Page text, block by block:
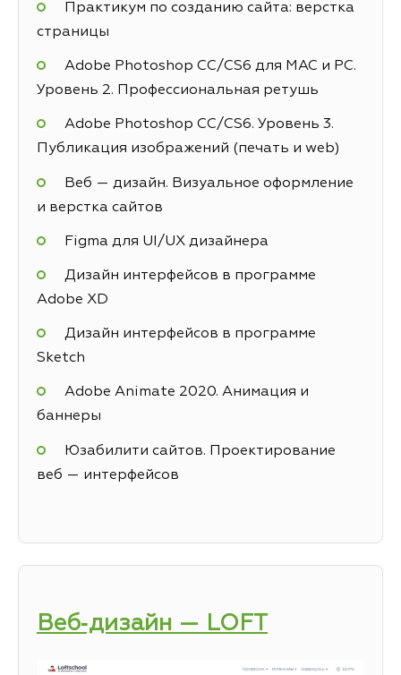
Практикум по созданию сайта: верстка
страницы
Adobe Photoshop СС/CS6 для MAC и PC.
Уровень 2. Профессиональная ретушь
Adobe Photoshop СС/CS6. Уровень 3.
Публикация изображений (печать и web)
Веб — дизайн. Визуальное оформление
и верстка сайтов
Figma для UI/UX дизайнера
Дизайн интерфейсов в программе
Adobe XD
Дизайн интерфейсов в программе
Sketch
Adobe Animate 2020. Анимация и
баннеры
Юзабилити сайтов. Проектирование
веб — интерфейсов
Веб‑дизайн — LOFT